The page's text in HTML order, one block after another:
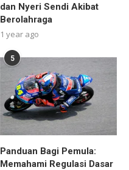
dan Nyeri Sendi Akibat
Berolahraga
1 year ago
5
Panduan Bagi Pemula:
Memahami Regulasi Dasar